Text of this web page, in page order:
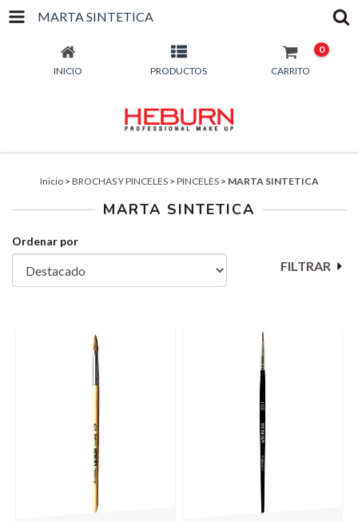
MARTA SINTETICA
INICIO PRODUCTOS CARRITO
0
Inicio > BROCHAS Y PINCELES > PINCELES > MARTA SINTETICA
MARTA SINTETICA
Ordenar por
FILTRAR